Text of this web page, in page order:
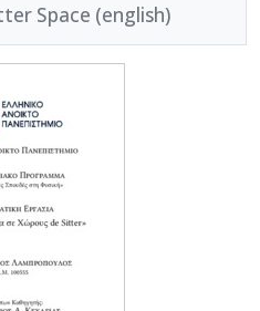
Space (english)